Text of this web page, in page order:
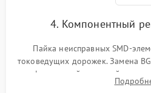
4. Компонентный
Пайка неисправных SMD-
токоведущих дорожек. Замена
инфракрасной паяльной
BIOS или замена